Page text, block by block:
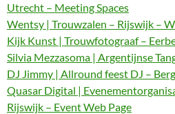
Utrecht – Meeting Spaces
Wentsy | Trouwzalen – Rijswijk –
Kijk Kunst | Trouwfotograaf –
Silvia Mezzasoma | Argentijnse
DJ Jimmy | Allround feest DJ –
Quasar Digital |
Rijswijk – Event Web Page